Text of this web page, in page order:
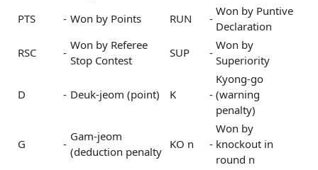
PTS
- Won by Points RUN -
Won by Puntive
Declaration
RSC
-
Won by Referee
Stop Contest
SUP -
Won by
Superiority
D - Deuk-jeom (point) K -
Kyong-go
(warning
penalty)
G -
Gam-jeom
(deduction penalty
KO n -
Won by
knockout in
round n